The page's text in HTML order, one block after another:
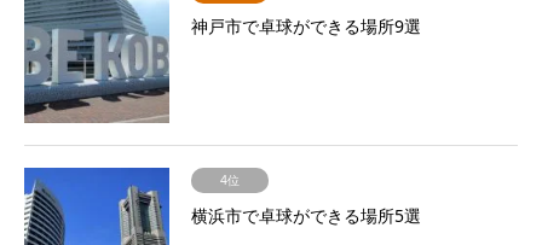
神戸市で卓球ができる場所9選
4位
横浜市で卓球ができる場所5選